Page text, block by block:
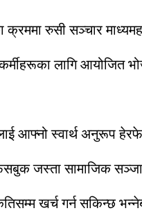
क्रममा रुसी सञ्चार
लागि आयोजित
आफ्नो स्वार्थ अनुरूप
जस्ता सामाजिक
खर्च गर्न सकिन्छ